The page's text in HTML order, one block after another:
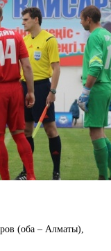
(оба – Алматы),